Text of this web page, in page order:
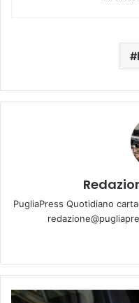
PugliaPress Quotidiano
Lecce